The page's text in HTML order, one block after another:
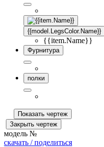
{{model.LegsColor.Name}}
{{item.Name}}
Фурнитура
полки
Показать чертеж
Закрыть чертеж
модель №
скачать / поделиться